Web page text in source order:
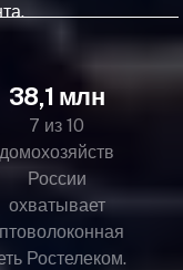
38,1 млн
7 из 10
домохозяйств
России
охватывает
Ростелеком.